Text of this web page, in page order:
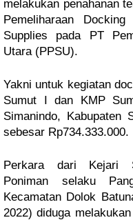
melakukan penahanan
Pemeliharaan
Supplies pada PT
Utara (PPSU).
Yakni untuk kegiatan
Sumut I dan KMP
Simanindo, Kabupaten
sebesar Rp734.333.000.
Perkara dari Kejari
Poniman selaku
Kecamatan Dolok
2022) diduga